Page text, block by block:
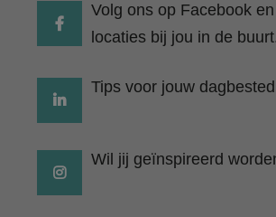
Volg ons op Facebook
locaties bij jou in de
Tips voor jouw
Wil jij geïnspireerd